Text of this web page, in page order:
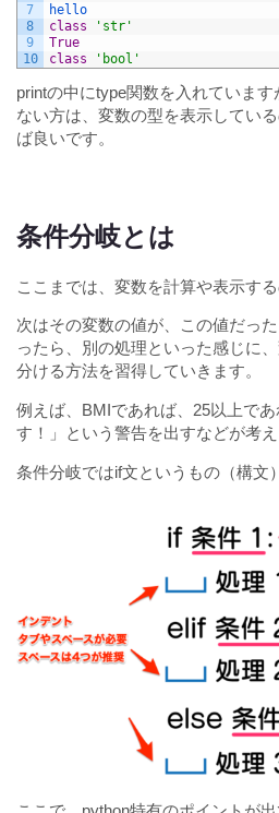
7
8
9
10
hello
class
'str'
True
class
'bool'
printの中にtype関数を入れていま
ない方は、変数の型を表示してい
ば良いです。
条件分岐とは
ここまでは、変数を計算や表示す
次はその変数の値が、この値だっ
ったら、別の処理といった感じに
分ける方法を習得していきます。
例えば、BMIであれば、25以上で
す！」という警告を出すなどが考え
条件分岐ではif文というもの（構文